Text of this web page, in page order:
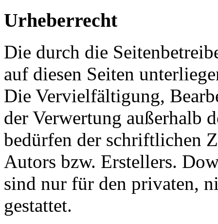
Urheberrecht
Die durch die
auf diesen Seiten
Die Vervielfältigung,
der Verwertung außerhalb
bedürfen der schriftlichen
Autors bzw. Erstellers.
sind nur für den privaten,
gestattet.